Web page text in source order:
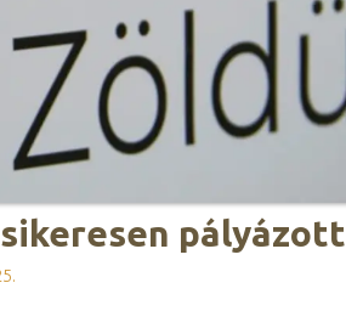
sikeresen pályázott